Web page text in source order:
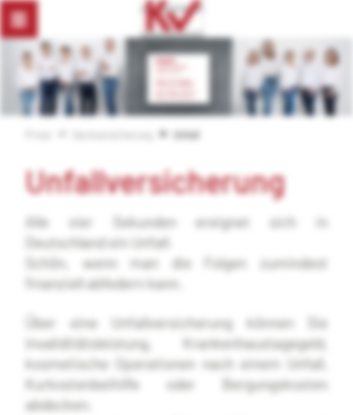
Unfall
Unfallversicherung
Alle vier Sekunden ereignet sich in
Deutschland ein Unfall.
Schön, wenn man die Folgen zumindest
finanziell abfedern kann.
Über eine Unfallversicherung können Sie
Invaliditätsleistung, Krankenhaustagegeld,
kosmetische Operationen nach einem Unfall,
Kurkostenbeihilfe oder Bergungskosten
abdecken.